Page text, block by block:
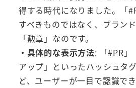
得する時代になりました。「
すべきものではなく、ブラン
「勲章」なのです。
・具体的な表示方法: 「#PR」
アップ」といったハッシュタ
ど、ユーザーが一目で認識で